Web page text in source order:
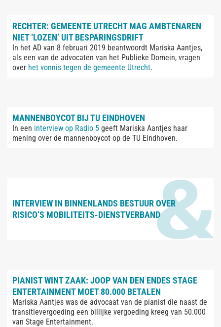
RECHTER: GEMEENTE UTRECHT MAG AMBTENAREN
NIET ‘LOZEN’ UIT BESPARINGSDRIFT
In het AD van 8 februari 2019 beantwoordt Mariska Aantjes,
als een van de advocaten van het Publieke Domein, vragen
over het vonnis tegen de gemeente Utrecht.
MANNENBOYCOT BIJ TU EINDHOVEN
In een interview op Radio 5 geeft Mariska Aantjes haar
mening over de mannenboycot op de TU Eindhoven.
INTERVIEW IN BINNENLANDS BESTUUR OVER
RISICO’S MOBILITEITS-DIENSTVERBAND
PIANIST WINT ZAAK: JOOP VAN DEN ENDES STAGE
ENTERTAINMENT MOET 80.000 BETALEN
Mariska Aantjes was de advocaat van de pianist die naast de
transitievergoeding een billijke vergoeding kreeg van 50.000
van Stage Entertainment.